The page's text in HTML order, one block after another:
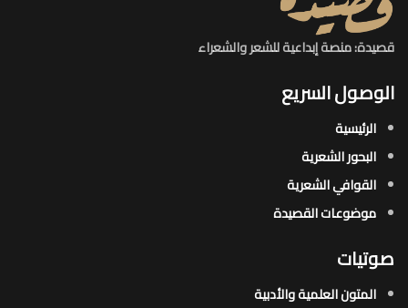
قصيدة: منصة إبداعية للشعر والشعراء
الوصول السريع
الرئيسية
البحور الشعرية​
القوافي الشعرية​
موضوعات القصيدة​
صوتيات
المتون العلمية والأدبية